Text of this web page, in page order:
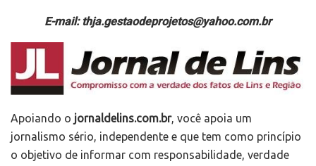
E-mail: thja.gestaodeprojetos@yahoo.com.br
Apoiando o jornaldelins.com.br, você apoia um
jornalismo sério, independente e que tem como princípio
o objetivo de informar com responsabilidade, verdade